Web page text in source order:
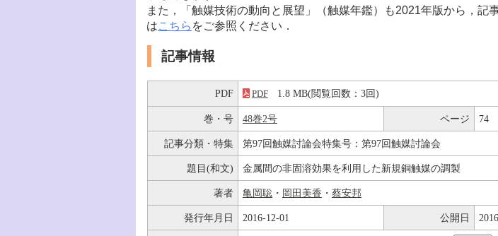
また，「触媒技術の動向と展望」（触媒年鑑）も2021年版から，記
はこちら をご参照ください．
記事情報
PDF PDF 1.8 MB(閲覧回数：3回)
巻・号 48巻2号 ページ 74
記事分類・特集 第97回触媒討論会特集号：第97回触媒討論会
題目(和文) 金属間の非固溶効果を利用した新規銅触媒の調製
著者 亀岡聡 ・ 岡田美香 ・ 蔡安邦
発行年月日 2016-12-01 公開日